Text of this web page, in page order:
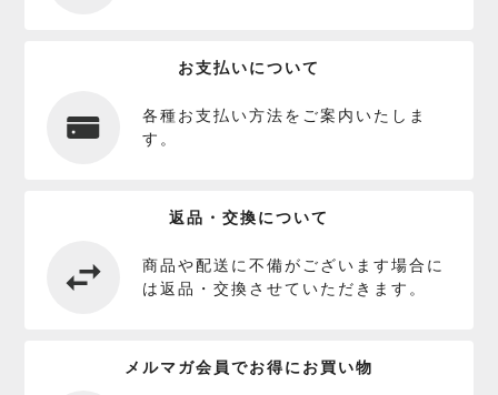
お支払いについて
各種お支払い方法をご案内いたしま
す。
返品・交換について
商品や配送に不備がございます場合に
は返品・交換させていただきます。
メルマガ会員でお得にお買い物